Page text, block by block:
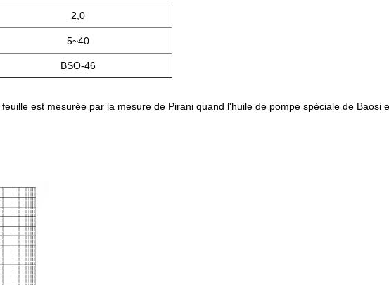
2,0
5~40
BSO-46
est mesurée par la mesure de Pirani quand l'huile de pompe spéciale de